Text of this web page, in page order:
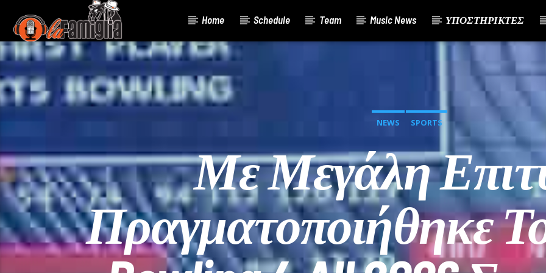
Home Schedule Team Music News ΥΠΟΣΤΗΡΙΚΤΕΣ
Current Track
Title
Artist
NEWS SPORTS
Με Μεγάλη
Πραγματοποιήθηκε